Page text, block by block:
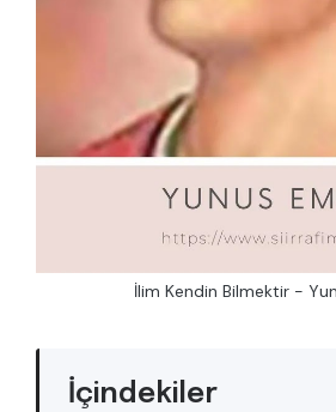
İlim Kendin Bilmektir -
İçindekiler